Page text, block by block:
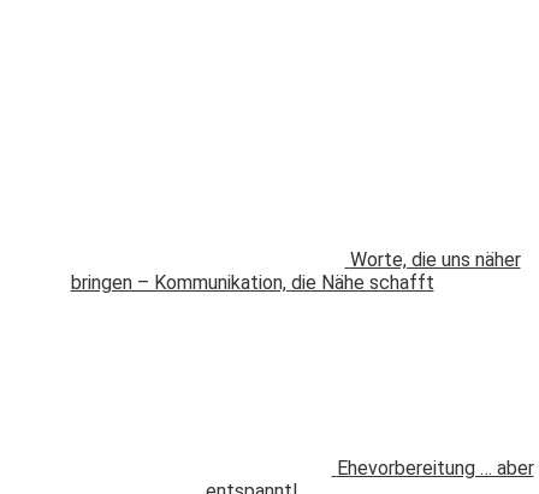
Worte, die uns näher
bringen – Kommunikation, die Nähe schafft
Ehevorbereitung … aber